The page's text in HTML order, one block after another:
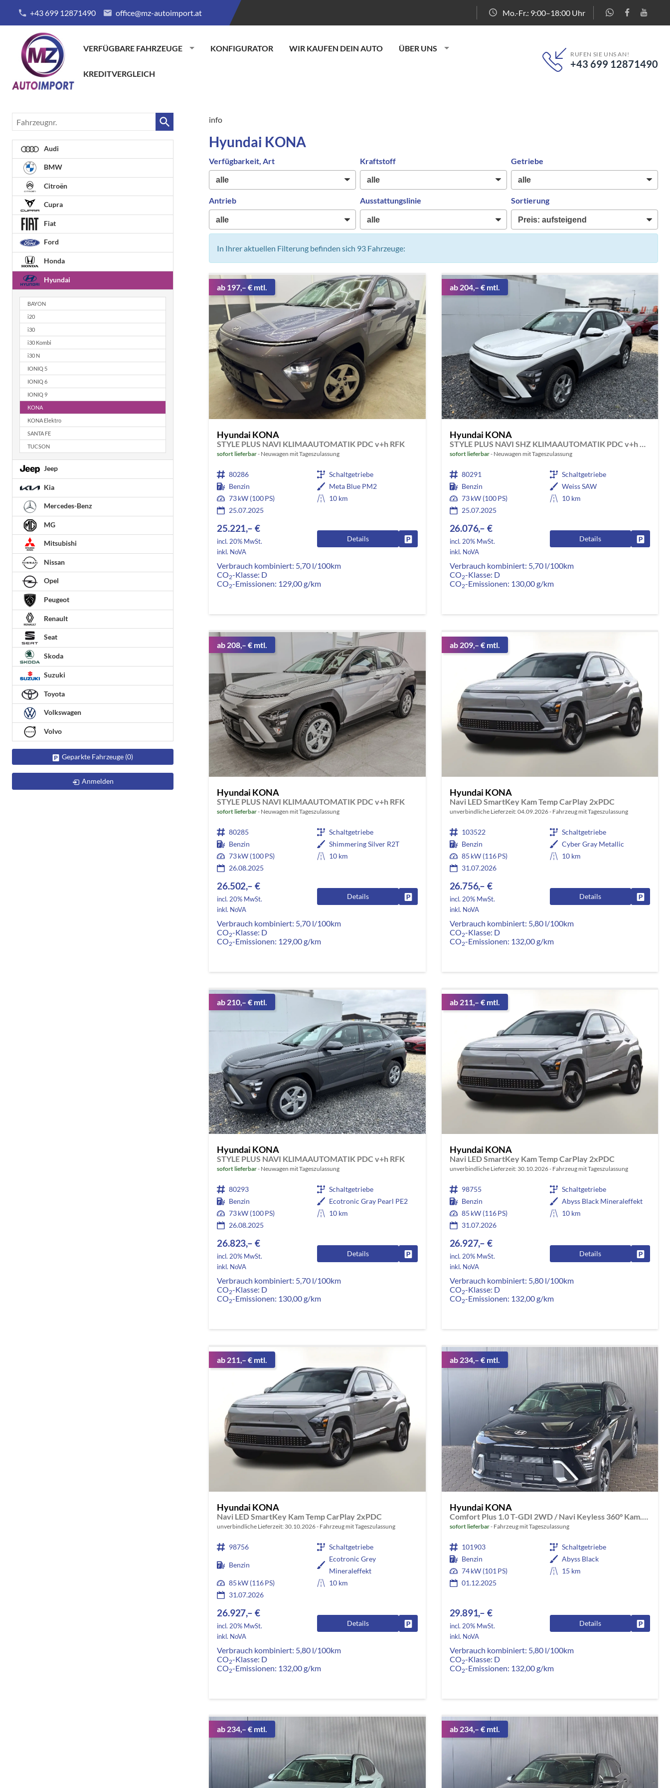
+43 699 12871490 office@mz-autoimport.at Mo.-Fr.: 9:00–18:00 Uhr
VERFÜGBARE FAHRZEUGE KONFIGURATOR WIR KAUFEN DEIN AUTO ÜBER UNS
KREDITVERGLEICH
RUFEN SIE UNS AN!
+43 699 12871490
info
Hyundai KONA
Verfügbarkeit, Art Kraftstoff Getriebe
Antrieb Ausstattungslinie Sortierung
In Ihrer aktuellen Filterung befinden sich 93 Fahrzeuge:
ab 197,– € mtl.
Hyundai KONA
STYLE PLUS NAVI KLIMAAUTOMATIK PDC v+h RFK
sofort lieferbar Neuwagen mit Tageszulassung
80286
Schaltgetriebe
Benzin
Meta Blue PM2
73 kW (100 PS)
10 km
25.07.2025
25.221,– €
incl. 20% MwSt.
inkl. NoVA
Details Fahrzeug parken
Verbrauch kombiniert: 5,70 l/100km
CO2-Klasse: D
CO2-Emissionen: 129,00 g/km
ab 204,– € mtl.
Hyundai KONA
STYLE PLUS NAVI SHZ KLIMAAUTOMATIK PDC v+h RFK
sofort lieferbar Neuwagen mit Tageszulassung
80291
Schaltgetriebe
Benzin
Weiss SAW
73 kW (100 PS)
10 km
25.07.2025
26.076,– €
incl. 20% MwSt.
inkl. NoVA
Details
Verbrauch kombiniert: 5,70 l/100km
CO2-Klasse: D
CO2-Emissionen: 130,00 g/km
ab 208,– € mtl.
Hyundai KONA
STYLE PLUS NAVI KLIMAAUTOMATIK PDC v+h RFK
sofort lieferbar Neuwagen mit Tageszulassung
80285
Schaltgetriebe
Benzin
Shimmering Silver R2T
73 kW (100 PS)
10 km
26.08.2025
26.502,– €
incl. 20% MwSt.
inkl. NoVA
Details Fahrzeug parken
Verbrauch kombiniert: 5,70 l/100km
CO2-Klasse: D
CO2-Emissionen: 129,00 g/km
ab 209,– € mtl.
Hyundai KONA
Navi LED SmartKey Kam Temp CarPlay 2xPDC
unverbindliche Lieferzeit:04.09.2026 Fahrzeug mit Tageszulassung
103522
Schaltgetriebe
Benzin
Cyber Gray Metallic
85 kW (116 PS)
10 km
31.07.2026
26.756,– €
incl. 20% MwSt.
inkl. NoVA
Details
Verbrauch kombiniert: 5,80 l/100km
CO2-Klasse: D
CO2-Emissionen: 132,00 g/km
ab 210,– € mtl.
Hyundai KONA
STYLE PLUS NAVI KLIMAAUTOMATIK PDC v+h RFK
sofort lieferbar Neuwagen mit Tageszulassung
80293
Schaltgetriebe
Benzin
Ecotronic Gray Pearl PE2
73 kW (100 PS)
10 km
26.08.2025
26.823,– €
incl. 20% MwSt.
inkl. NoVA
Details Fahrzeug parken
Verbrauch kombiniert: 5,70 l/100km
CO2-Klasse: D
CO2-Emissionen: 130,00 g/km
ab 211,– € mtl.
Hyundai KONA
Navi LED SmartKey Kam Temp CarPlay 2xPDC
unverbindliche Lieferzeit: 30.10.2026 Fahrzeug mit Tageszulassung
98755
Schaltgetriebe
Benzin
Abyss Black Mineraleffekt
85 kW (116 PS)
10 km
31.07.2026
26.927,– €
incl. 20% MwSt.
inkl. NoVA
Details
Verbrauch kombiniert: 5,80 l/100km
CO2-Klasse: D
CO2-Emissionen: 132,00 g/km
ab 211,– € mtl.
Hyundai KONA
Navi LED SmartKey Kam Temp CarPlay 2xPDC
unverbindliche Lieferzeit: 30.10.2026 Fahrzeug mit Tageszulassung
98756 Schaltgetriebe
Benzin
Ecotronic Grey
Mineraleffekt
85 kW (116 PS)
10 km
31.07.2026
26.927,– €
incl. 20% MwSt.
inkl. NoVA
Details Fahrzeug parken
Verbrauch kombiniert: 5,80 l/100km
CO2-Klasse: D
CO2-Emissionen: 132,00 g/km
ab 234,– € mtl.
Hyundai KONA
Comfort Plus 1.0 T-GDI 2WD / Navi Keyless 360° Kam./ Sitz + Lenkradheiz. LED Alu 18"
sofort lieferbar Fahrzeug mit Tageszulassung
101903
Schaltgetriebe
Benzin
Abyss Black
74 kW (101 PS)
15 km
01.12.2025
29.891,– €
incl. 20% MwSt.
inkl. NoVA
Details
Verbrauch kombiniert: 5,80 l/100km
CO2-Klasse: D
CO2-Emissionen: 132,00 g/km
ab 234,– € mtl. ab 234,– € mtl.
Fahrzeugnr.
Audi
BMW
Citroën
Cupra
Fiat
Ford
Honda
Hyundai
BAYON
i20
i30
i30 Kombi
i30 N
IONIQ 5
IONIQ 6
IONIQ 9
KONA
KONA Elektro
SANTA FE
TUCSON
Jeep
Kia
Mercedes-Benz
MG
Mitsubishi
Nissan
Opel
Peugeot
Renault
Seat
Skoda
Suzuki
Toyota
Volkswagen
Volvo
Geparkte Fahrzeuge (0)
Anmelden